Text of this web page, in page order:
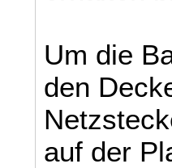
Um die
den
auf der